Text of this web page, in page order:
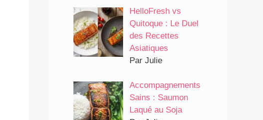
HelloFresh vs
Quitoque : Le Duel
des Recettes
Asiatiques
Par Julie
Accompagnements
Sains : Saumon
Laqué au Soja